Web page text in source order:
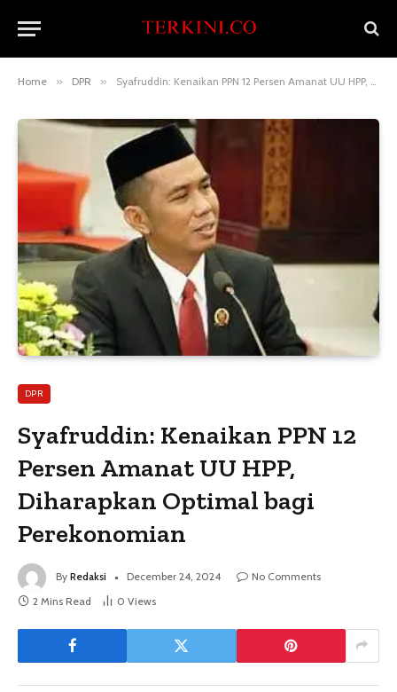
Home » DPR » Syafruddin: Kenaikan PPN 12 Persen Amanat UU HPP, Diharapkan Optimal bagi Perekonomian
DPR
Syafruddin: Kenaikan PPN 12
Persen Amanat UU HPP,
Diharapkan Optimal bagi
Perekonomian
By Redaksi December 24, 2024
No Comments
2 Mins Read
0 Views